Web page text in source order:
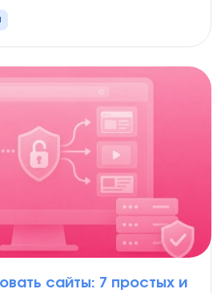
сайты: 7 простых и